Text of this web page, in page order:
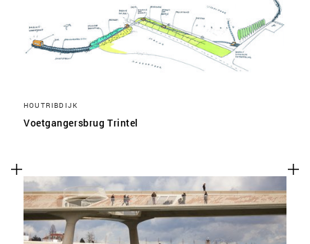
HOUTRIBDIJK
Voetgangersbrug Trintel